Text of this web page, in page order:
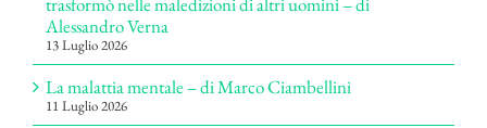
Alessandro Verna
13 Luglio 2026
La malattia mentale – di Marco Ciambellini
11 Luglio 2026